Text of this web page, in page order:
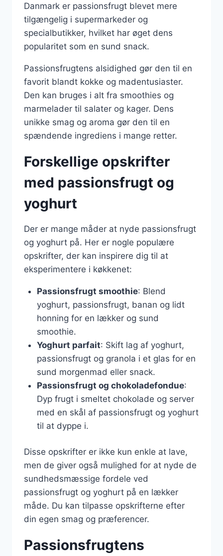
Danmark er passionsfrugt blevet mere
tilgængelig i supermarkeder og
specialbutikker, hvilket har øget dens
popularitet som en sund snack.
Passionsfrugtens alsidighed gør den til en
favorit blandt kokke og madentusiaster.
Den kan bruges i alt fra smoothies og
marmelader til salater og kager. Dens
unikke smag og aroma gør den til en
spændende ingrediens i mange retter.
Forskellige opskrifter
med passionsfrugt og
yoghurt
Der er mange måder at nyde passionsfrugt
og yoghurt på. Her er nogle populære
opskrifter, der kan inspirere dig til at
eksperimentere i køkkenet:
Passionsfrugt smoothie: Blend
yoghurt, passionsfrugt, banan og lidt
honning for en lækker og sund
smoothie.
Yoghurt parfait: Skift lag af yoghurt,
passionsfrugt og granola i et glas for en
sund morgenmad eller snack.
Passionsfrugt og chokoladefondue:
Dyp frugt i smeltet chokolade og server
med en skål af passionsfrugt og yoghurt
til at dyppe i.
Disse opskrifter er ikke kun enkle at lave,
men de giver også mulighed for at nyde de
sundhedsmæssige fordele ved
passionsfrugt og yoghurt på en lækker
måde. Du kan tilpasse opskrifterne efter
din egen smag og præferencer.
Passionsfrugtens